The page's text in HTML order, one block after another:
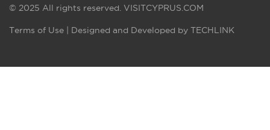
© 2025 All rights reserved. VISITCYPRUS.COM
Terms of Use | Designed and Developed by TECHLINK